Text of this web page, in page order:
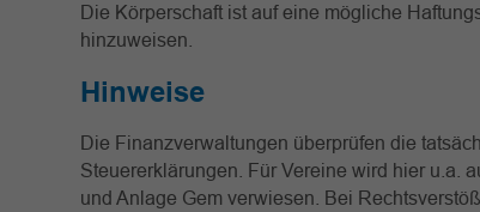
Die Körperschaft ist auf eine mögliche
hinzuweisen.
Hinweise
Die Finanzverwaltungen überprüfen die
Steuererklärungen. Für Vereine wird hier u.a.
und Anlage Gem verwiesen. Bei